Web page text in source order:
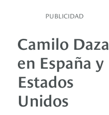
PUBLICIDAD
Camilo Daza
en España y
Estados
Unidos